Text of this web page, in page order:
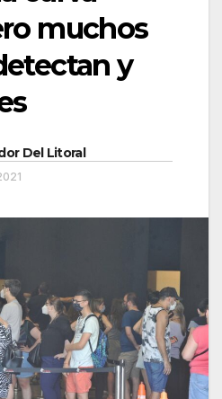
muchos
y
Del Litoral